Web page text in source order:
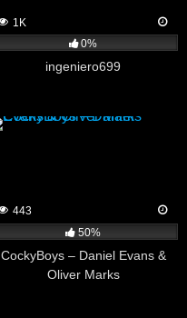
1K
0%
ingeniero699
443
50%
CockyBoys – Daniel Evans &
Oliver Marks